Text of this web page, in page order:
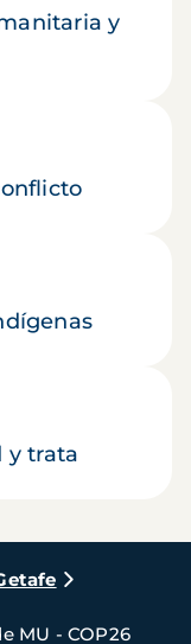
y
y trata
MU - COP26